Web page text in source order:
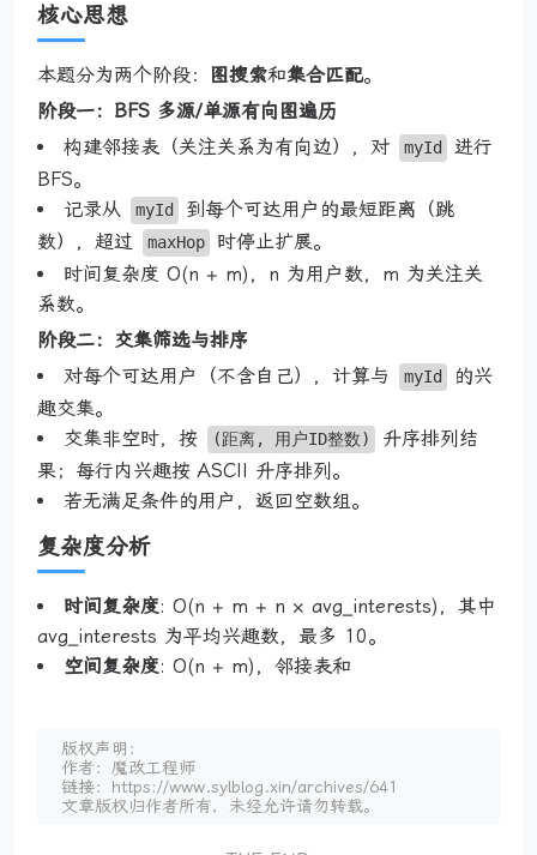
核心思想
本题分为两个阶段： 图搜索和集合匹配。
阶段一：BFS 多源/单源有向图遍历
构建邻接表（关注关系为有向边），对
myId
进行
BFS。
记录从
myId
到每个可达用户的最短距离（跳
数），超过
maxHop
时停止扩展。
时间复杂度 O(n + m)，n 为用户数，m 为关注关
系数。
阶段二：交集筛选与排序
对每个可达用户（不含自己），计算与
myId
的兴
趣交集。
交集非空时，按
(距离, 用户ID整数)
升序排列结
果；每行内兴趣按 ASCII 升序排列。
若无满足条件的用户，返回空数组。
复杂度分析
时间复杂度: O(n + m + n × avg_interests)，其中
avg_interests 为平均兴趣数，最多 10。
空间复杂度: O(n + m)，邻接表和
版权声明：
作者：魔改工程师
链接：https://www.sylblog.xin/archives/641
文章版权归作者所有，未经允许请勿转载。